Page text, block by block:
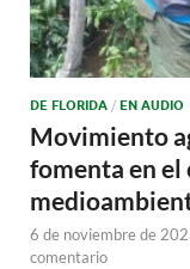
DE FLORIDA / EN AUDIO
Movimiento
fomenta en el
6 de noviembre de
comentario